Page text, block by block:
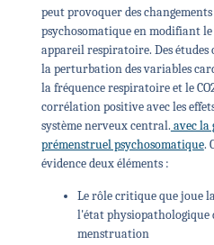
peut provoquer des
psychosomatique en modifiant
appareil respiratoire. Des
la perturbation des variables
la fréquence respiratoire et le
corrélation positive avec les
système nerveux central. avec la
prémenstruel psychosomatique.
évidence deux éléments :
Le rôle critique que joue
l'état physiopathologique
menstruation